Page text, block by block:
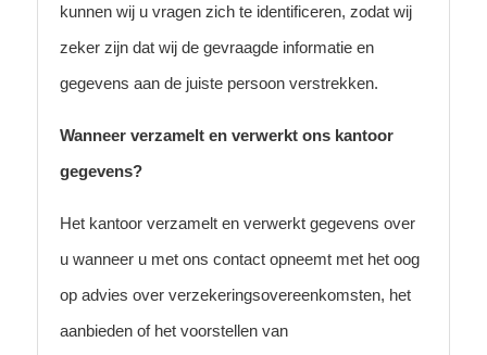
kunnen wij u vragen zich te identificeren, zodat wij
zeker zijn dat wij de gevraagde informatie en
gegevens aan de juiste persoon verstrekken.
Wanneer verzamelt en verwerkt ons kantoor
gegevens?
Het kantoor verzamelt en verwerkt gegevens over
u wanneer u met ons contact opneemt met het oog
op advies over verzekeringsovereenkomsten, het
aanbieden of het voorstellen van